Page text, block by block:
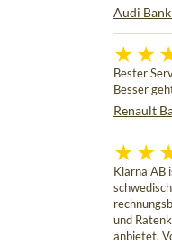
Audi Bank
Bester
Besser
Renault
Klarna AB
und
anbietet.